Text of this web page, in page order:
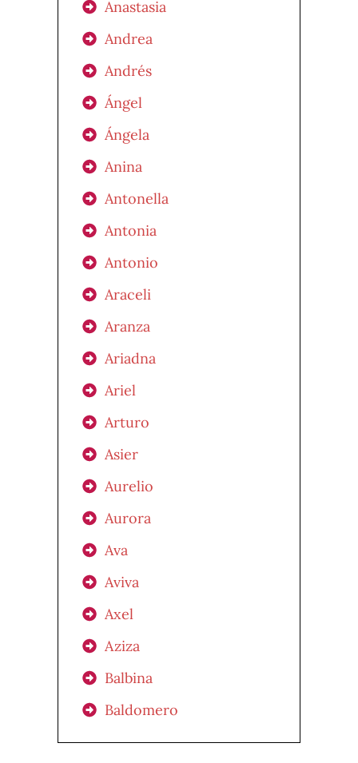
Anastasia
Andrea
Andrés
Ángel
Ángela
Anina
Antonella
Antonia
Antonio
Araceli
Aranza
Ariadna
Ariel
Arturo
Asier
Aurelio
Aurora
Ava
Aviva
Axel
Aziza
Balbina
Baldomero